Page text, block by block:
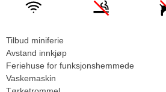
Tilbud miniferie
Avstand innkjøp
Feriehuse for funksjonshemmede
Vaskemaskin